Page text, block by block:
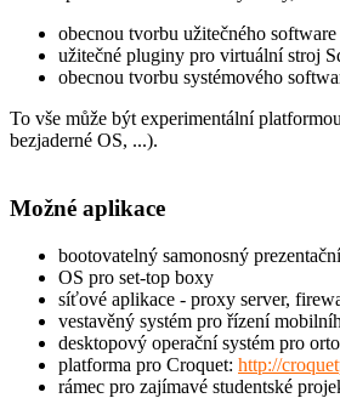
obecnou tvorbu užitečného
užitečné pluginy pro virtuální stroj
obecnou tvorbu systémového
To vše může být experimentální
bezjaderné OS, ...).
Možné aplikace
bootovatelný samonosný
OS pro set-top boxy
síťové aplikace - proxy server,
vestavěný systém pro řízení
desktopový operační systém pro
platforma pro Croquet: http://
rámec pro zajímavé studentské